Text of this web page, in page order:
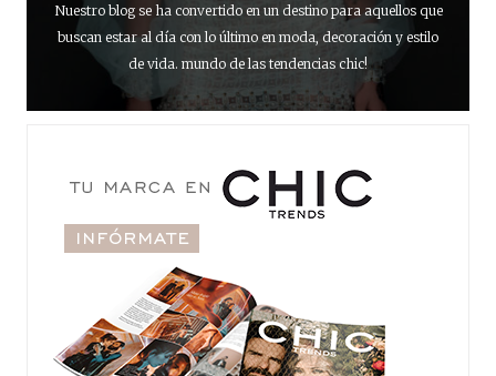
Nuestro blog se ha convertido en un destino para aquellos que
buscan estar al día con lo último en moda, decoración y estilo
de vida. mundo de las tendencias chic!